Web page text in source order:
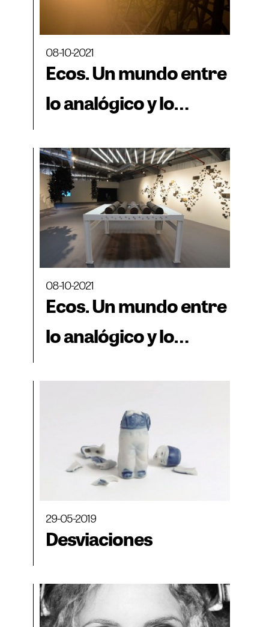
08-10-2021
Ecos. Un mundo entre
lo analógico y lo
08-10-2021
Ecos. Un mundo entre
lo analógico y lo
29-05-2019
Desviaciones